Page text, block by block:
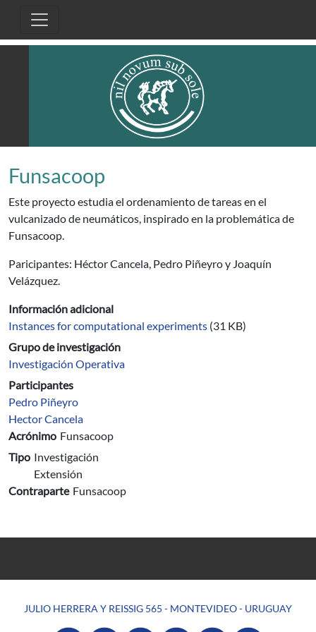
Funsacoop
Este proyecto estudia el ordenamiento de tareas en el
vulcanizado de neumáticos, inspirado en la problemática de
Funsacoop.
Paricipantes: Héctor Cancela, Pedro Piñeyro y Joaquín
Velázquez.
Información adicional
Instances for computational experiments (31 KB)
Grupo de investigación
Investigación Operativa
Participantes
Pedro Piñeyro
Hector Cancela
Acrónimo Funsacoop
Tipo Investigación
Extensión
Contraparte Funsacoop
JULIO HERRERA Y REISSIG 565 - MONTEVIDEO - URUGUAY